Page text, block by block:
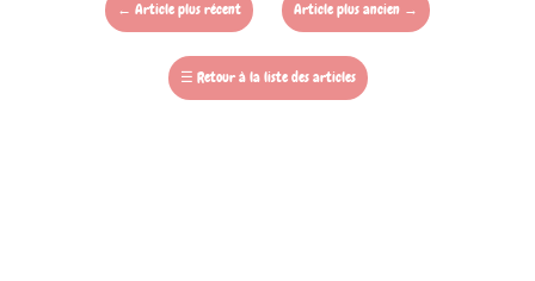
← Article plus récent Article plus ancien →
☰ Retour à la liste des articles